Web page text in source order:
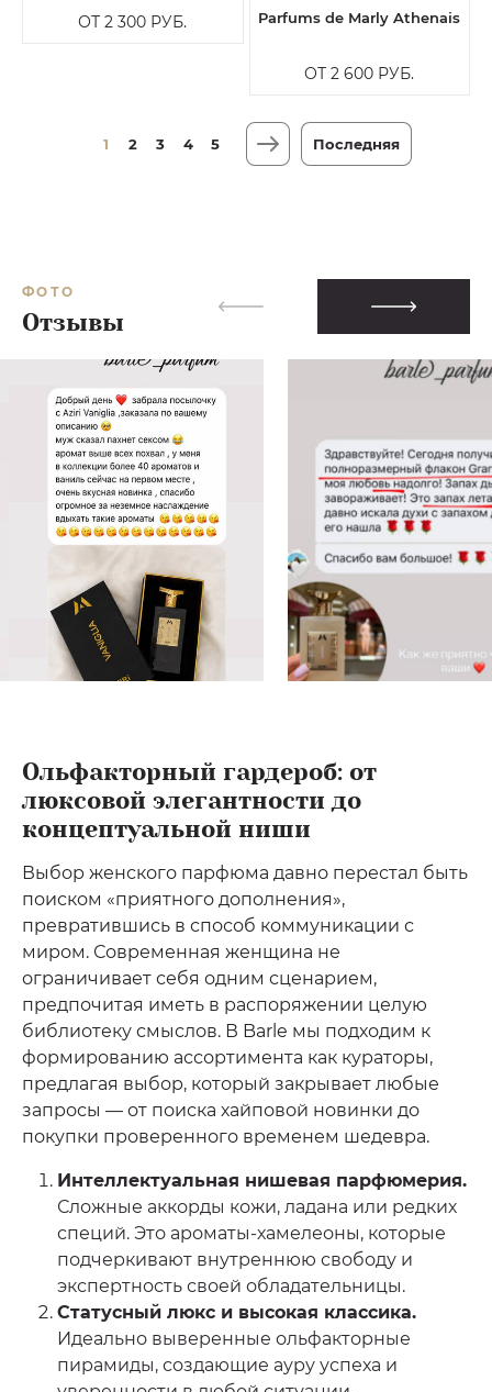
ОТ 2 300 РУБ. Parfums de Marly Athenais
ОТ 2 600 РУБ.
1 2 3 4 5 Последняя
ФОТО
Отзывы
Ольфакторный гардероб: от
люксовой элегантности до
концептуальной ниши
Выбор женского парфюма давно перестал быть
поиском «приятного дополнения»,
превратившись в способ коммуникации с
миром. Современная женщина не
ограничивает себя одним сценарием,
предпочитая иметь в распоряжении целую
библиотеку смыслов. В Barle мы подходим к
формированию ассортимента как кураторы,
предлагая выбор, который закрывает любые
запросы — от поиска хайповой новинки до
покупки проверенного временем шедевра.
Интеллектуальная нишевая парфюмерия.
Сложные аккорды кожи, ладана или редких
специй. Это ароматы-хамелеоны, которые
подчеркивают внутреннюю свободу и
экспертность своей обладательницы.
Статусный люкс и высокая классика.
Идеально выверенные ольфакторные
пирамиды, создающие ауру успеха и